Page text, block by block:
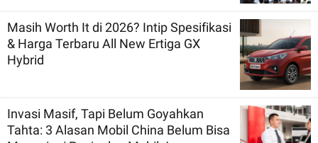
Masih Worth It di 2026? Intip Spesifikasi
& Harga Terbaru All New Ertiga GX
Hybrid
Invasi Masif, Tapi Belum Goyahkan
Tahta: 3 Alasan Mobil China Belum Bisa